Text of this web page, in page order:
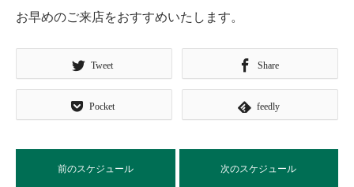
お早めのご来店をおすすめいたします。
Tweet Share
Pocket feedly
前のスケジュール 次のスケジュール